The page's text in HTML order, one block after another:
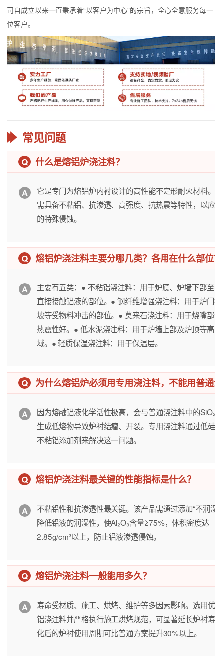
司自成立以来一直秉承着“以客户为中心”的宗旨，全心全意服务每一
位客户。
常见问题
什么是熔铝炉浇注料？
它是专门为熔铝炉内衬设计的高性能不定形耐火材料。
需具备不粘铝、抗渗透、高强度、抗热震等特性，以应
的特殊侵蚀。
熔铝炉浇注料主要分哪几类？各用在什么部位？
主要有五类：● 不粘铝浇注料：用于炉底、炉墙下部至
直接接触铝液的部位。● 钢纤维增强浇注料：用于炉门
坡等受物料冲击的部位。● 莫来石浇注料：用于烧嘴部
热震性好。● 低水泥浇注料：用于炉墙上部及炉顶等高
域。● 轻质保温浇注料：用于保温层。
为什么熔铝炉必须用专用浇注料，不能用普通
因为熔融铝液化学活性极高，会与普通浇注料中的SiO₂
生成低熔物导致炉衬结瘤、开裂。专用浇注料通过低硅
不粘铝添加剂来解决这一问题。
熔铝炉浇注料最关键的性能指标是什么？
不粘铝性和抗渗透性最关键。该产品需通过添加“不润湿
降低铝液的润湿性，使Al₂O₃含量≥75%，体积密度达
2.85g/cm³以上，防止铝液渗透侵蚀。
熔铝炉浇注料一般能用多久？
寿命受材质、施工、烘烤、维护等多因素影响。选用优
铝浇注料并严格执行施工烘烤规范，可显著延长炉衬寿
化后的炉衬使用周期可比普通方案提升30%以上。